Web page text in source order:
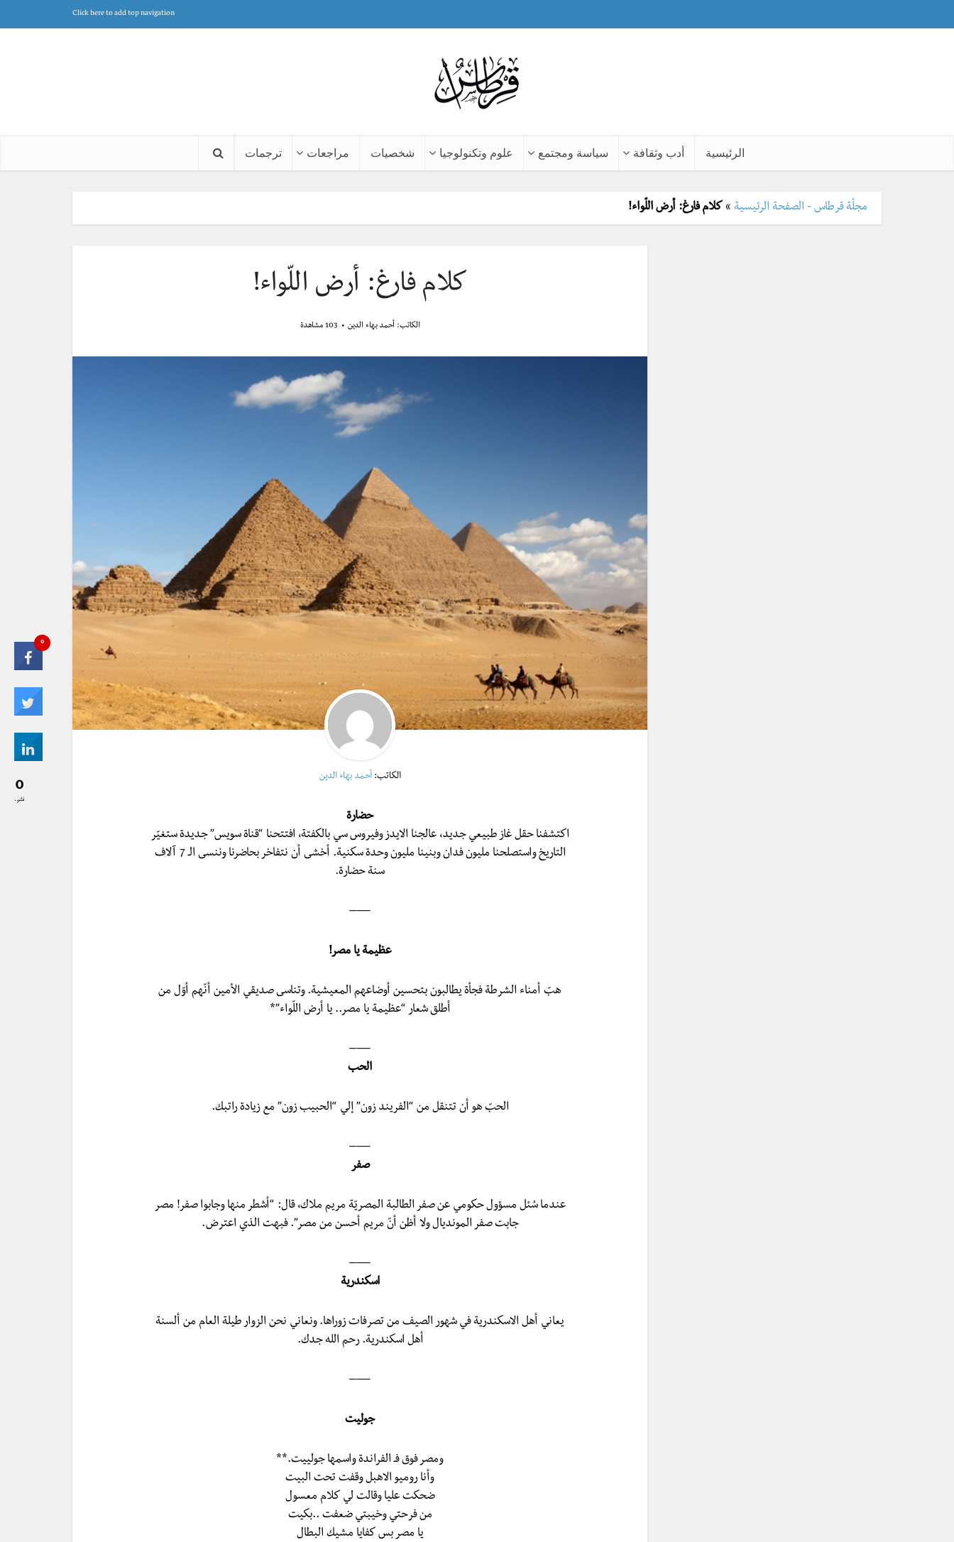
Click here to add top navigation
الرئيسية أدب وثقافة سياسة ومجتمع علوم وتكنولوجيا شخصيات مراجعات ترجمات
مجلّة قرطاس - الصفحة الرئيسية » كلام فارغ: أرض اللّواء!
كلام فارغ: أرض اللّواء!
الكاتب: أحمد بهاء الدين 103 مشاهدة
الكاتب:أحمد بهاء الدين
حضارة
اكتشفنا حقل غاز طبيعي جديد، عالجنا الايدز وفيروس سي بالكفتة، افتتحنا “قناة سويس” جديدة ستغيّر
التاريخ واستصلحنا مليون فدان وبنينا مليون وحدة سكنية. أخشى أن نتفاخر بحاضرنا وننسى الـ 7 آلاف
سنة حضارة.
—–
عظيمة يا مصر!
هبّ أمناء الشرطة فجأة يطالبون بتحسين أوضاعهم المعيشية. وتناسى صديقي الأمين أنّهم أوّل من
أطلق شعار “عظيمة يا مصر.. يا أرض اللّواء”*
—–
الحب
الحبّ هو أن تتنقل من “الفريند زون” إلي “الحبيب زون” مع زيادة راتبك.
—–
صفر
عندما سُئل مسؤول حكومي عن صفر الطالبة المصريّة مريم ملاك، قال: “أشطر منها وجابوا صفر! مصر
جابت صفر المونديال ولا أظن أنّ مريم أحسن من مصر”. فبهت الذي اعترض.
—–
اسكندرية
يعاني أهل الاسكندرية في شهور الصيف من تصرفات زوراها. ونعاني نحن الزوار طيلة العام من ألسنة
أهل اسكندرية. رحم الله جدك.
—–
جوليت
ومصر فوق فـ الفراندة واسمها جولييت.**
وأنا روميو الاهبل وقفت تحت البيت
ضحكت عليا وقالت لي كلام معسول
من فرحتي وخيبتي ضعفت ..بكيت
يا مصر بس كفايا مشيك البطال
0
0
نشر..